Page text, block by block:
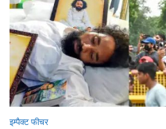
इम्पैक्ट फीचर